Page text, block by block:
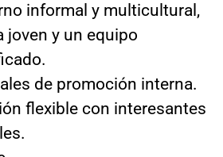
informal y multicultural,
joven y un equipo
de promoción interna.
flexible con interesantes